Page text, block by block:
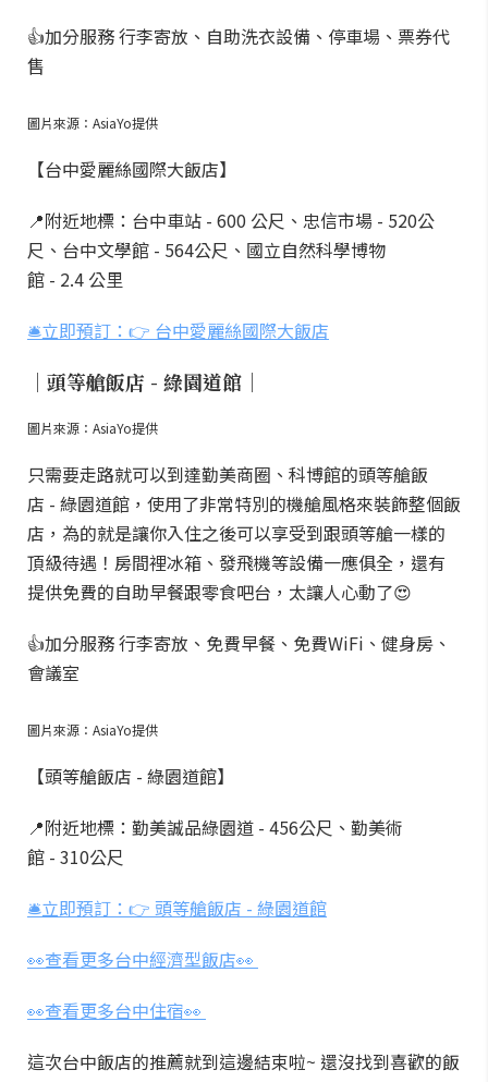
👍加分服務 行李寄放、自助洗衣設備、停車場、票券代
售
圖片來源：AsiaYo提供
【台中愛麗絲國際大飯店】
📍附近地標：台中車站 - 600 公尺、忠信市場 - 520公
尺、台中文學館 - 564公尺、國立自然科學博物
館 - 2.4 公里
🛎️立即預訂：👉 台中愛麗絲國際大飯店
｜頭等艙飯店 - 綠園道館｜
圖片來源：AsiaYo提供
只需要走路就可以到達勤美商圈、科博館的頭等艙飯
店 - 綠園道館，使用了非常特別的機艙風格來裝飾整個飯
店，為的就是讓你入住之後可以享受到跟頭等艙一樣的
頂級待遇！房間裡冰箱、發飛機等設備一應俱全，還有
提供免費的自助早餐跟零食吧台，太讓人心動了😍
👍加分服務 行李寄放、免費早餐、免費WiFi、健身房、
會議室
圖片來源：AsiaYo提供
【頭等艙飯店 - 綠園道館】
📍附近地標：勤美誠品綠園道 - 456公尺、勤美術
館 - 310公尺
🛎️立即預訂：👉 頭等艙飯店 - 綠園道館
👀查看更多台中經濟型飯店👀
👀查看更多台中住宿👀
這次台中飯店的推薦就到這邊結束啦~ 還沒找到喜歡的飯